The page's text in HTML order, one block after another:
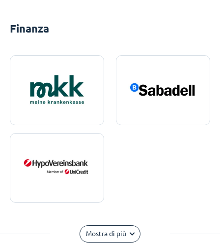
Finanza
Mostra di più